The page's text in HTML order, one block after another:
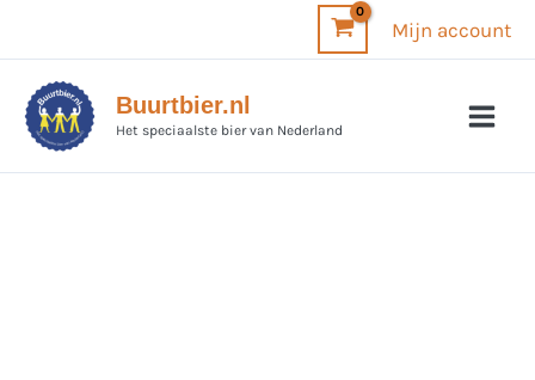
inhoud
Mijn account
Buurtbier.nl
Het speciaalste bier van Nederland